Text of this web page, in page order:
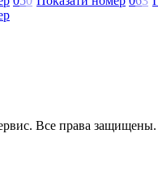
Все права защищены.